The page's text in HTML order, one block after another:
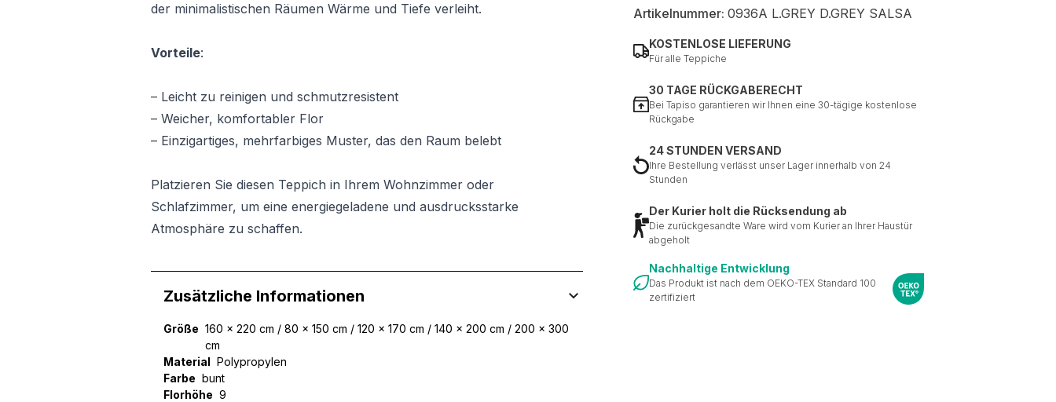
der minimalistischen Räumen Wärme und Tiefe verleiht.
Vorteile:
– Leicht zu reinigen und schmutzresistent
– Weicher, komfortabler Flor
– Einzigartiges, mehrfarbiges Muster, das den Raum belebt
Platzieren Sie diesen Teppich in Ihrem Wohnzimmer oder
Schlafzimmer, um eine energiegeladene und ausdrucksstarke
Atmosphäre zu schaffen.
Artikelnummer: 0936A L.GREY D.GREY SALSA
KOSTENLOSE LIEFERUNG
Für alle Teppiche
30 TAGE RÜCKGABERECHT
Bei Tapiso garantieren wir Ihnen eine 30-tägige kostenlose
Rückgabe
24 STUNDEN VERSAND
Ihre Bestellung verlässt unser Lager innerhalb von 24
Stunden
Der Kurier holt die Rücksendung ab
Die zurückgesandte Ware wird vom Kurier an Ihrer Haustür
abgeholt
Nachhaltige Entwicklung
Das Produkt ist nach dem OEKO-TEX Standard 100
zertifiziert
Zusätzliche Informationen
Größe 160 x 220 cm / 80 x 150 cm / 120 x 170 cm / 140 x 200 cm / 200 x 300
cm
Material Polypropylen
Farbe bunt
Florhöhe 9